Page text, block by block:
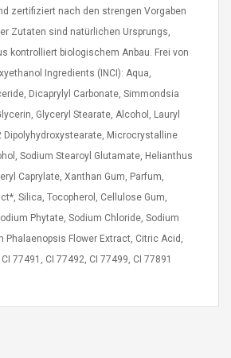
zertifiziert nach den strengen Vorgaben
Zutaten sind natürlichen Ursprungs,
kontrolliert biologischem Anbau. Frei von
Ingredients (INCI): Aqua,
Dicaprylyl Carbonate, Simmondsia
Glyceryl Stearate, Alcohol, Lauryl
Dipolyhydroxystearate, Microcrystalline
Sodium Stearoyl Glutamate, Helianthus
Caprylate, Xanthan Gum, Parfum,
Silica, Tocopherol, Cellulose Gum,
Phytate, Sodium Chloride, Sodium
Phalaenopsis Flower Extract, Citric Acid,
77491, CI 77492, CI 77499, CI 77891